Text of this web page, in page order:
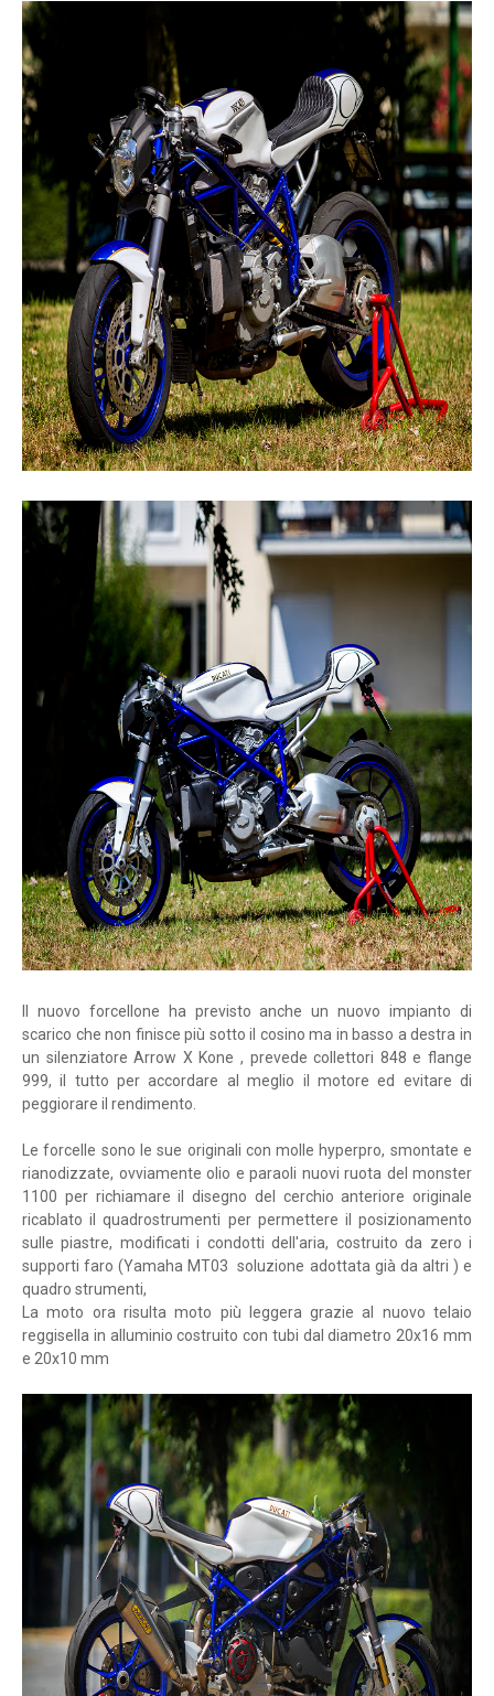
Il nuovo forcellone ha previsto anche un nuovo impianto di
scarico che non finisce più sotto il cosino ma in basso a destra in
un silenziatore Arrow X Kone , prevede collettori 848 e flange
999, il tutto per accordare al meglio il motore ed evitare di
peggiorare il rendimento.
Le forcelle sono le sue originali con molle hyperpro, smontate e
rianodizzate, ovviamente olio e paraoli nuovi ruota del monster
1100 per richiamare il disegno del cerchio anteriore originale
ricablato il quadrostrumenti per permettere il posizionamento
sulle piastre, modificati i condotti dell'aria, costruito da zero i
supporti faro (Yamaha MT03 soluzione adottata già da altri )e
quadro strumenti,
La moto ora risulta moto più leggera grazie al nuovo telaio
reggisella in alluminio costruito con tubi dal diametro 20x16 mm
e 20x10 mm